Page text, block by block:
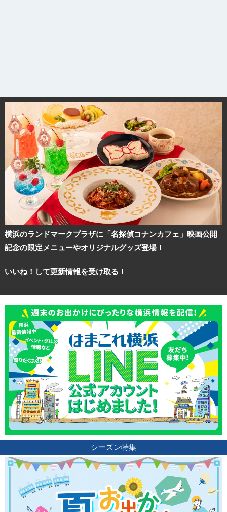
横浜のランドマークプラザに「名探偵コナンカフェ」映画公開
記念の限定メニューやオリジナルグッズ登場！
いいね！して更新情報を受け取る！
シーズン特集
観光ガイド
ランキング
ブログ記事
サイトについて